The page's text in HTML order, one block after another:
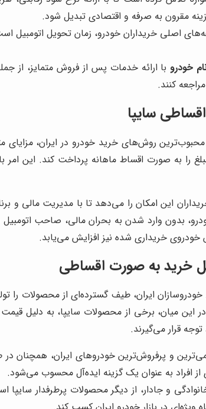
مقرون به صرفه و اقتصادی تبدیل شود.
اصلی خریداران خودرو، زمان تحویل اتومبیل
خودرو با ارائه خدمات پس از فروش متمایز، از
کنند.
سایپا
روش‌های خرید خودرو در ایران، مزایای
به صورت اقساط ماهانه پرداخت کند. این امر
این امکان را می‌دهد تا با مدیریت مالی و
بدون وارد شدن به بحران مالی، صاحب
خریداری شده نیز افزایش می‌یابد.
خرید به صورت اقساطی
خودروسازان ایران، طیف گسترده‌ای از محصولات
این میان، برخی از محصولات سایپا، به دلیل
قرار می‌گیرند.
و پرفروش‌ترین خودروهای ایران،
از افراد به عنوان یک گزینه ایده‌آل محسوب می‌شود.
و جادار، از دیگر محصولات پرطرفدار